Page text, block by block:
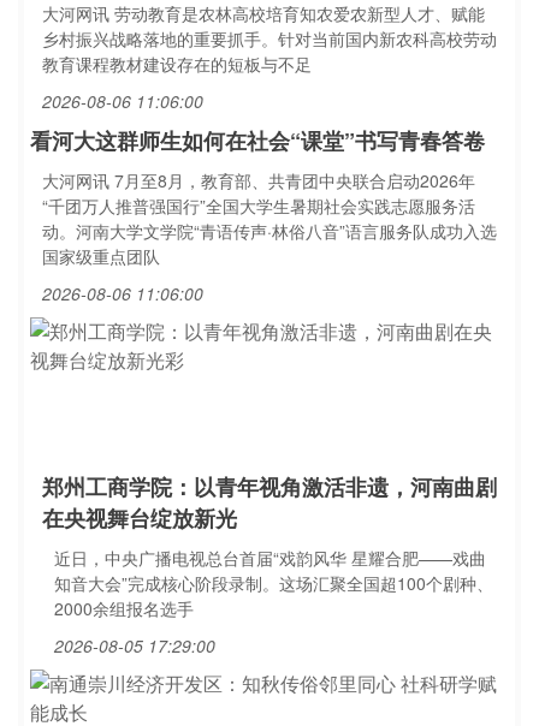
大河网讯 劳动教育是农林高校培育知农爱农新型人才、赋能
乡村振兴战略落地的重要抓手。针对当前国内新农科高校劳动
教育课程教材建设存在的短板与不足
2026-08-06 11:06:00
看河大这群师生如何在社会“课堂”书写青春答卷
大河网讯 7月至8月，教育部、共青团中央联合启动2026年
“千团万人推普强国行”全国大学生暑期社会实践志愿服务活
动。河南大学文学院“青语传声·林俗八音”语言服务队成功入选
国家级重点团队
2026-08-06 11:06:00
郑州工商学院：以青年视角激活非遗，河南曲剧
在央视舞台绽放新光
近日，中央广播电视总台首届“戏韵风华 星耀合肥——戏曲
知音大会”完成核心阶段录制。这场汇聚全国超100个剧种、
2000余组报名选手
2026-08-05 17:29:00